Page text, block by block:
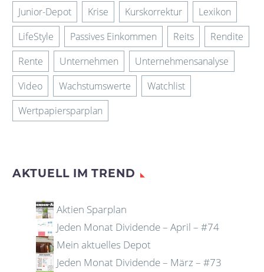
Junior-Depot
Krise Kurskorrektur
Lexikon
LifeStyle
Passives Einkommen Reits
Rendite
Rente
Unternehmen
Unternehmensanalyse
Video
Wachstumswerte
Watchlist
Wertpapiersparplan
AKTUELL IM TREND
Aktien Sparplan
Jeden Monat Dividende – April – #74
Mein aktuelles Depot
Jeden Monat Dividende – März – #73